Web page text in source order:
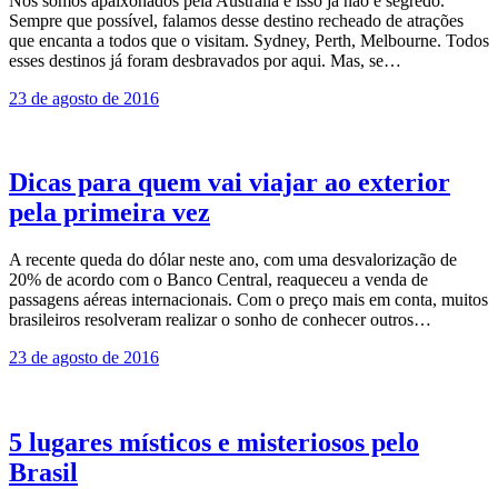
Sempre que possível, falamos desse destino recheado de atrações
que encanta a todos que o visitam. Sydney, Perth, Melbourne. Todos
esses destinos já foram desbravados por aqui. Mas, se…
23 de agosto de 2016
Dicas para quem vai viajar ao exterior
pela primeira vez
A recente queda do dólar neste ano, com uma desvalorização de
20% de acordo com o Banco Central, reaqueceu a venda de
passagens aéreas internacionais. Com o preço mais em conta, muitos
brasileiros resolveram realizar o sonho de conhecer outros…
23 de agosto de 2016
5 lugares místicos e misteriosos pelo
Brasil